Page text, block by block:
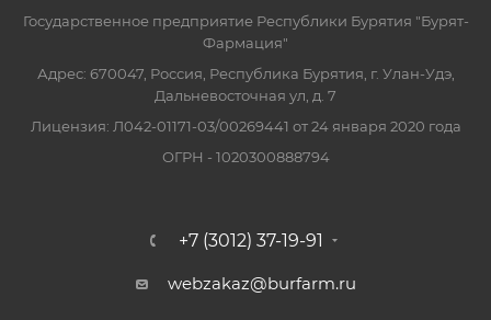
Государственное предприятие Республики Бурятия "Бурят-
Фармация"
Адрес: 670047, Россия, Республика Бурятия, г. Улан-Удэ,
Дальневосточная ул, д. 7
Лицензия: Л042-01171-03/00269441 от 24 января 2020 года
ОГРН - 1020300888794
+7 (3012) 37-19-91
webzakaz@burfarm.ru